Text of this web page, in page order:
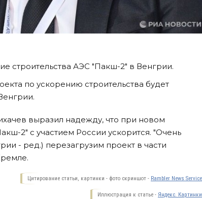
строительства АЭС "Пакш-2" в Венгрии.
по ускорению строительства будет
выразил надежду, что при новом
2" с участием России ускорится. "Очень
- ред.) перезагрузим проект в части
Цитирование статьи, картинки - фото скриншот - Rambler News
Иллюстрация к статье - Яндекс.